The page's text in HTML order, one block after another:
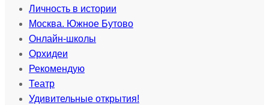
Личность в истории
Москва. Южное Бутово
Онлайн-школы
Орхидеи
Рекомендую
Театр
Удивительные открытия!